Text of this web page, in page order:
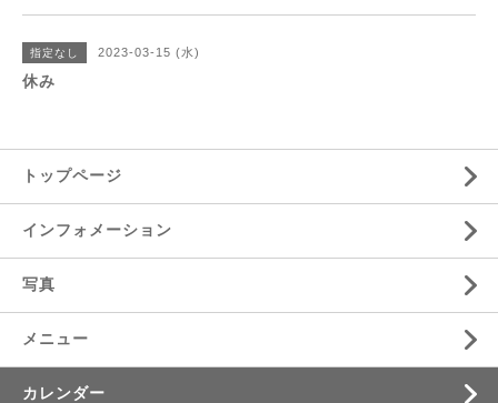
指定なし 2023-03-15 (水)
休み
トップページ
インフォメーション
写真
メニュー
カレンダー